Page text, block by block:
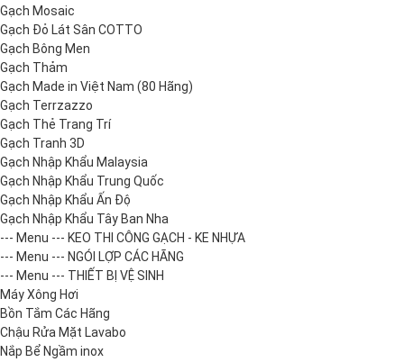
Gạch Mosaic
Gạch Đỏ Lát Sân COTTO
Gạch Bông Men
Gạch Thảm
Gạch Made in Việt Nam (80 Hãng)
Gạch Terrzazzo
Gạch Thẻ Trang Trí
Gạch Tranh 3D
Gạch Nhập Khẩu Malaysia
Gạch Nhập Khẩu Trung Quốc
Gạch Nhập Khẩu Ấn Độ
Gạch Nhập Khẩu Tây Ban Nha
--- Menu --- KEO THI CÔNG GẠCH - KE NHỰA
--- Menu --- NGÓI LỢP CÁC HÃNG
--- Menu --- THIẾT BỊ VỆ SINH
Máy Xông Hơi
Bồn Tắm Các Hãng
Chậu Rửa Mặt Lavabo
Nắp Bể Ngầm inox